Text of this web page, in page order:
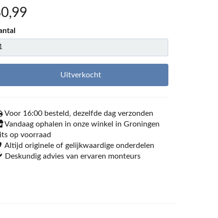
,99
Uitverkocht
Voor 16:00 besteld, dezelfde dag verzonden
Vandaag ophalen in onze winkel in Groningen
op voorraad
Altijd originele of gelijkwaardige onderdelen
Deskundig advies van ervaren monteurs